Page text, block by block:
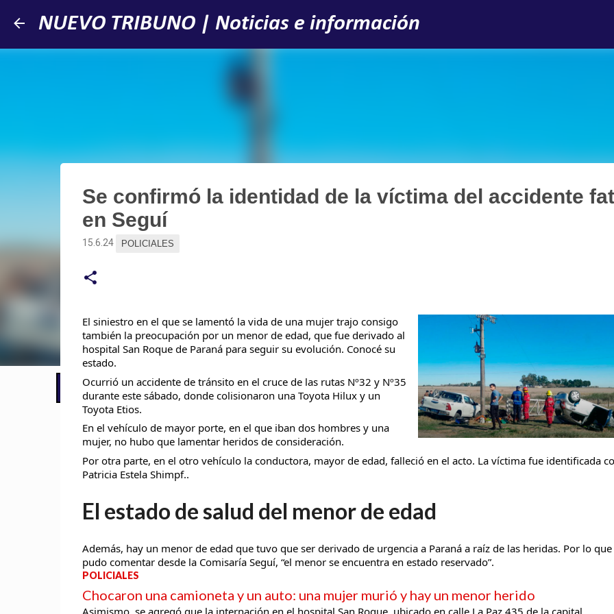
Ir al contenido principal
NUEVO TRIBUNO | Noticias e información
📢 LO ÚLTIMO El Gobierno postergó la reunión paritaria con estatales
Se confirmó la identidad de la víctima del accidente
en Seguí
15.6.24 POLICIALES
El siniestro en el que se lamentó la vida de una mujer trajo consigo
también la preocupación por un menor de edad, que fue derivado al
hospital San Roque de Paraná para seguir su evolución. Conocé su
estado.
Ocurrió un accidente de tránsito en el cruce de las rutas Nº32 y Nº35
durante este sábado, donde colisionaron una Toyota Hilux y un
Toyota Etios.
En el vehículo de mayor porte, en el que iban dos hombres y una
mujer, no hubo que lamentar heridos de consideración.
Por otra parte, en el otro vehículo la conductora, mayor de edad, falleció en el acto. La víctima fue identificada
Patricia Estela Shimpf..
El estado de salud del menor de edad
Además, hay un menor de edad que tuvo que ser derivado de urgencia a Paraná a raíz de las heridas. Por lo que
pudo comentar desde la Comisaría Seguí, “el menor se encuentra en estado reservado”.
POLICIALES
Chocaron una camioneta y un auto: una mujer murió y hay un menor herido
Asimismo, se agregó que la internación en el hospital San Roque, ubicado en calle La Paz 435 de la capital